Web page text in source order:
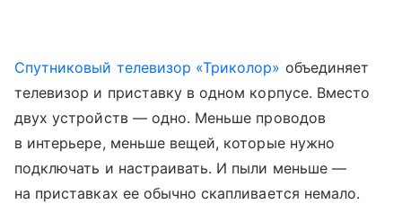
Спутниковый телевизор «Триколор» объединяет
телевизор и приставку в одном корпусе. Вместо
двух устройств — одно. Меньше проводов
в интерьере, меньше вещей, которые нужно
подключать и настраивать. И пыли меньше —
на приставках ее обычно скапливается немало.